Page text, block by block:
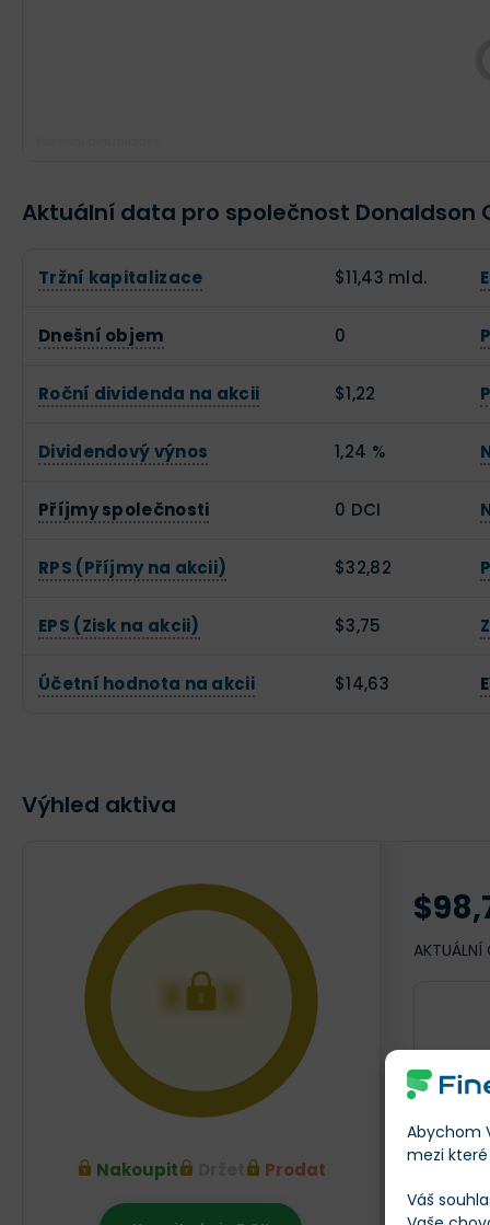
Abychom
mezi
Váš
Aktuální data pro společnost Donaldson
Tržní kapitalizace $11,43 mld.
Dnešní objem 0
Roční dividenda na akcii $1,22
Dividendový výnos 1,24 %
Příjmy společnosti 0 DCI
RPS (Příjmy na akcii) $32,82
EPS (Zisk na akcii) $3,75
Účetní hodnota na akcii $14,63
Výhled aktiva
XXX
Nakoupit Prodat
AKTUÁLNÍ